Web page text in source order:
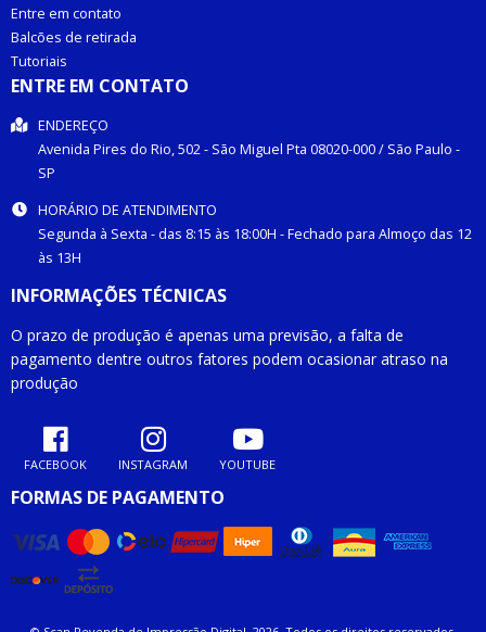
Entre em contato
Balcões de retirada
Tutoriais
ENTRE EM CONTATO
ENDEREÇO
Avenida Pires do Rio, 502 - São Miguel Pta 08020-000/ São Paulo -
SP
HORÁRIO DE ATENDIMENTO
Segunda à Sexta - das 8:15 às 18:00H - Fechado para Almoço das 12
às 13H
INFORMAÇÕES TÉCNICAS
O prazo de produção é apenas uma previsão, a falta de
pagamento dentre outros fatores podem ocasionar atraso na
produção
FACEBOOK INSTAGRAM YOUTUBE
FORMAS DE PAGAMENTO